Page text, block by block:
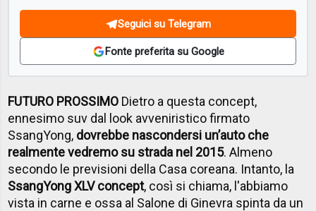
Seguici su Telegram
Fonte preferita su Google
FUTURO PROSSIMO Dietro a questa concept,
ennesimo suv dal look avveniristico firmato
SsangYong, dovrebbe nascondersi un’auto che
realmente vedremo su strada nel 2015. Almeno
secondo le previsioni della Casa coreana. Intanto, la
SsangYong XLV concept, così si chiama, l'abbiamo
vista in carne e ossa al Salone di Ginevra spinta da un